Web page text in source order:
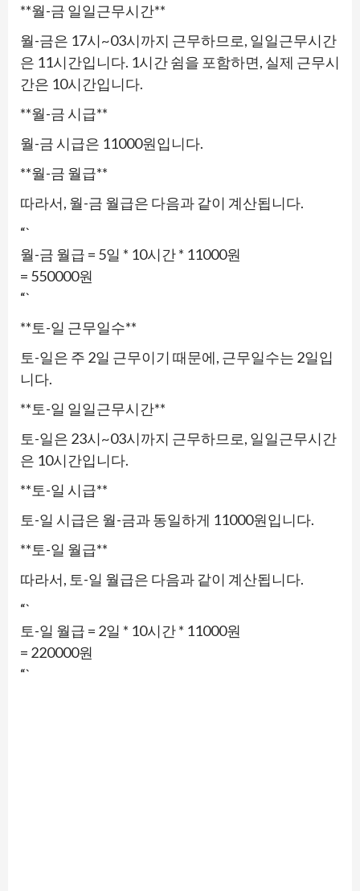
**월-금 일일근무시간**
월-금은 17시~03시까지 근무하므로, 일일근무시간
은 11시간입니다. 1시간 쉼을 포함하면, 실제 근무시
간은 10시간입니다.
**월-금 시급**
월-금 시급은 11000원입니다.
**월-금 월급**
따라서, 월-금 월급은 다음과 같이 계산됩니다.
“`
월-금 월급 = 5일 * 10시간 * 11000원
= 550000원
“`
**토-일 근무일수**
토-일은 주 2일 근무이기 때문에, 근무일수는 2일입
니다.
**토-일 일일근무시간**
토-일은 23시~03시까지 근무하므로, 일일근무시간
은 10시간입니다.
**토-일 시급**
토-일 시급은 월-금과 동일하게 11000원입니다.
**토-일 월급**
따라서, 토-일 월급은 다음과 같이 계산됩니다.
“`
토-일 월급 = 2일 * 10시간 * 11000원
= 220000원
“`